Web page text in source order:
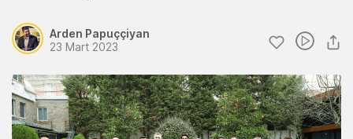
Arden Papuççiyan
23 Mart 2023